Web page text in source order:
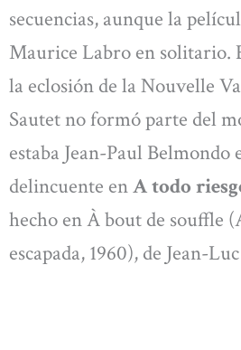
secuencias, aunque la
Maurice Labro en solitario.
la eclosión de la Nouvelle
Sautet no formó parte del
estaba Jean-Paul Belmondo
delincuente enA todo
hecho en À bout de souffle
escapada, 1960), de Jean-